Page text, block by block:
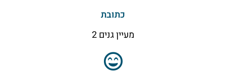
כתובת
מעיין גנים 2